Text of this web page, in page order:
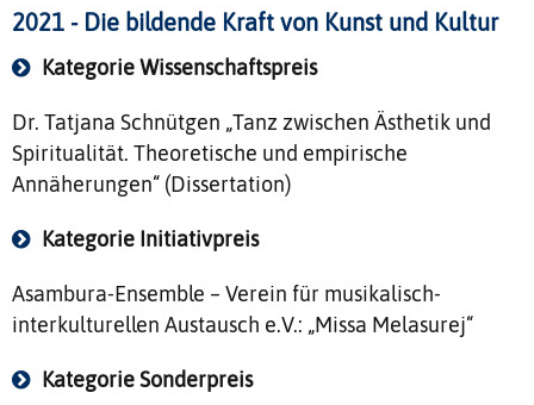
2021 - Die bildende Kraft von Kunst und Kultur
Kategorie Wissenschaftspreis
Dr. Tatjana Schnütgen „Tanz zwischen Ästhetik und
Spiritualität. Theoretische und empirische
Annäherungen“ (Dissertation)
Kategorie Initiativpreis
Asambura-Ensemble – Verein für musikalisch-
interkulturellen Austausch e.V.: „Missa Melasurej“
Kategorie Sonderpreis